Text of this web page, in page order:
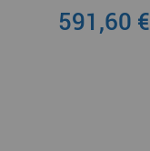
591,60 €